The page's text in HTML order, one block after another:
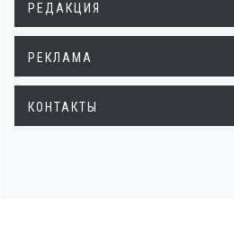
РЕДАКЦИЯ
РЕКЛАМА
КОНТАКТЫ